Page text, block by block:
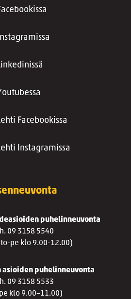
Facebookissa
Instagramissa
puhelinneuvonta
09 3158 5540
to-pe klo 9.00-12.00)
puhelinneuvonta
09 3158 5533
klo 9.00–11.00)